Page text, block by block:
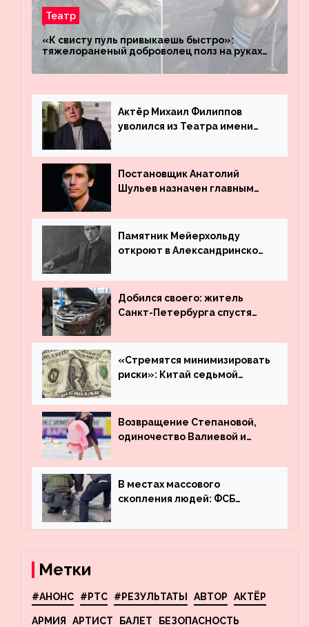
Театр
«К свисту пуль привыкаешь быстро»:
тяжелораненый доброволец полз на руках
четыре километра через заминированное
поле
Актёр Михаил Филиппов
уволился из Театра имени
Постановщик Анатолий
Шульев назначен главным
Вахтангова
Памятник Мейерхольду
откроют в Александринском
Добился своего: житель
Санкт-Петербурга спустя
угнанную в Казахстан
машину
«Стремятся минимизировать
риски»: Китай седьмой
деньги из американского
госдолга
Возвращение Степановой,
одиночество Валиевой и
что обсуждают в мире
фигурного катания
В местах массового
скопления людей: ФСБ
террористов, планировавших
Метки
#АНОНС #РТС #РЕЗУЛЬТАТЫ АВТОР АКТЁР
АРМИЯ АРТИСТ БАЛЕТ БЕЗОПАСНОСТЬ